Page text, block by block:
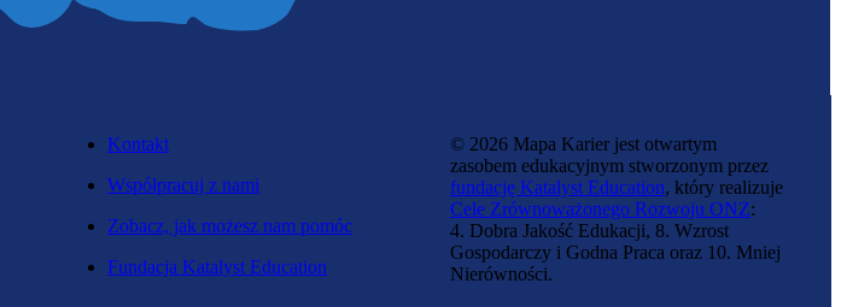
Kontakt
Współpracuj z nami
Zobacz, jak możesz nam pomóc
Fundacja Katalyst Education
© 2026 Mapa Karier jest otwartym
zasobem edukacyjnym stworzonym przez
fundację Katalyst Education, który realizuje
Cele Zrównoważonego Rozwoju ONZ:
4. Dobra Jakość Edukacji, 8. Wzrost
Gospodarczy i Godna Praca oraz 10. Mniej
Nierówności.